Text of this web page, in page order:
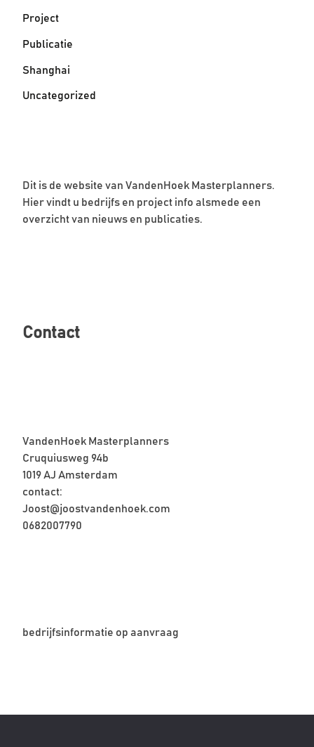
Project
Publicatie
Shanghai
Uncategorized
Dit is de website van VandenHoek Masterplanners.
Hier vindt u bedrijfs en project info alsmede een
overzicht van nieuws en publicaties.
Contact
VandenHoek Masterplanners
Cruquiusweg 94b
1019 AJ Amsterdam
contact:
Joost@joostvandenhoek.com
0682007790
bedrijfsinformatie op aanvraag